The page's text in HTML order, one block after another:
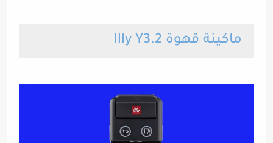
ماكينة قهوة Illy Y3.2